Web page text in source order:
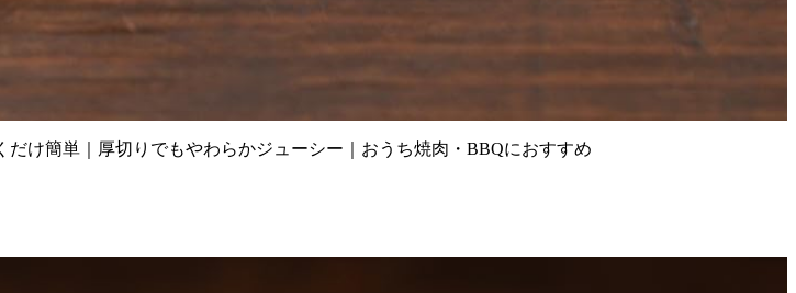
け簡単｜厚切りでもやわらかジューシー｜おうち焼肉・BBQにおすすめ